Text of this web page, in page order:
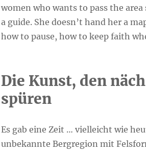
women who wants to pass the area
a guide. She doesn’t hand her a
how to pause, how to keep faith
Die Kunst, den
spüren
Es gab eine Zeit … vielleicht wie
unbekannte Bergregion mit